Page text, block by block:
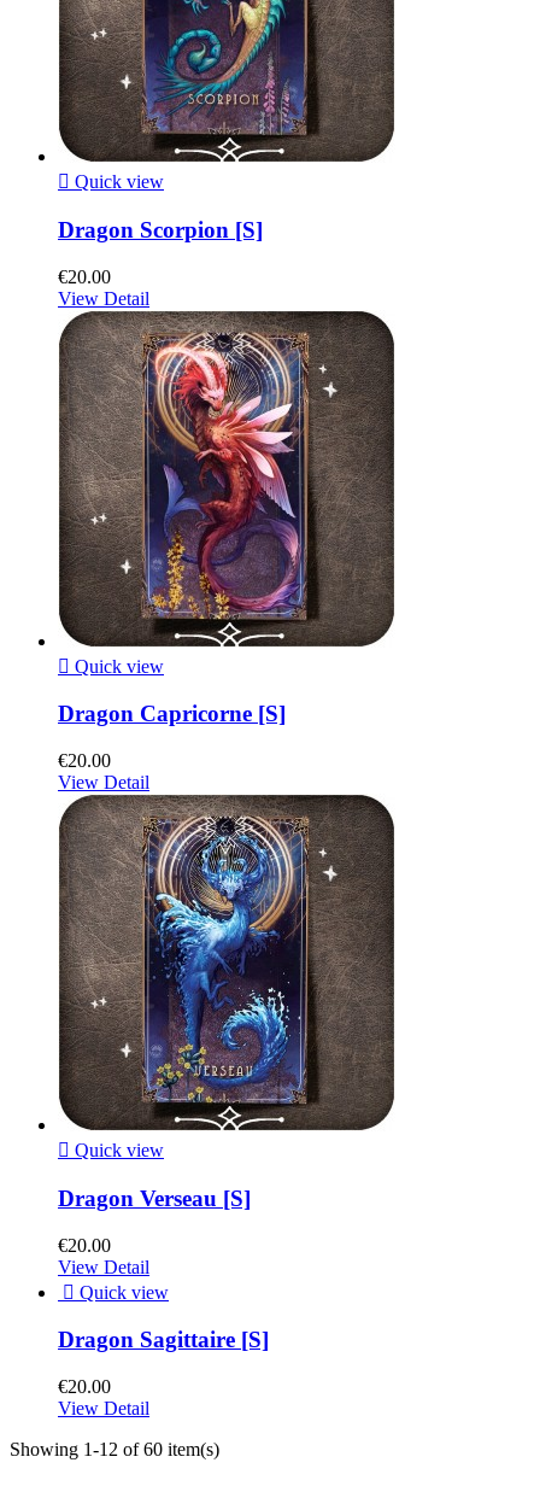
 Quick view
Dragon Scorpion [S]
€20.00
View Detail
 Quick view
Dragon Capricorne [S]
€20.00
View Detail
 Quick view
Dragon Verseau [S]
€20.00
View Detail
 Quick view
Dragon Sagittaire [S]
€20.00
View Detail
Showing 1-12 of 60 item(s)